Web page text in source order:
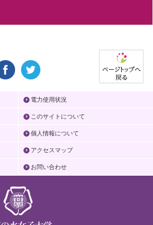
電力使用状況
このサイトについて
個人情報について
アクセスマップ
お問い合わせ